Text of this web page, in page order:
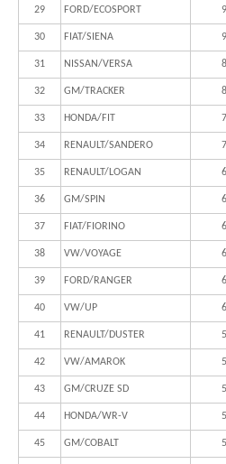
29 FORD/ECOSPORT
30 FIAT/SIENA
31 NISSAN/VERSA
32 GM/TRACKER
33 HONDA/FIT
34 RENAULT/SANDERO
35 RENAULT/LOGAN
36 GM/SPIN
37 FIAT/FIORINO
38 VW/VOYAGE
39 FORD/RANGER
40 VW/UP
41 RENAULT/DUSTER
42 VW/AMAROK
43 GM/CRUZE SD
44 HONDA/WR-V
45 GM/COBALT